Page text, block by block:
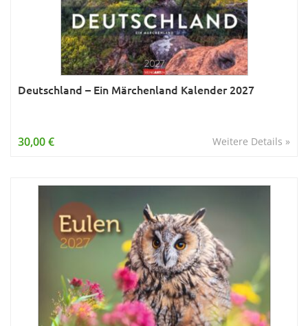
Deutschland – Ein Märchenland Kalender 2027
Weitere Details »
30,00 €